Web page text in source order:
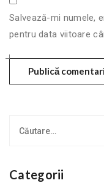
Salvează-mi numele,
pentru data viitoare
Categorii